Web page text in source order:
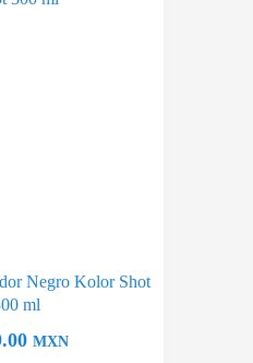
Negro Kolor Shot
ml
MXN